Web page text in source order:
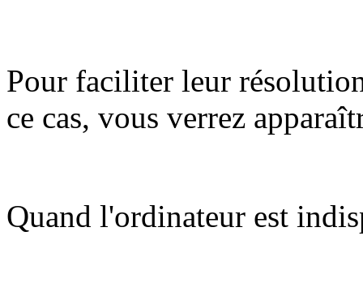
Pour faciliter leur
ce cas, vous verrez
Quand l'ordinateur est